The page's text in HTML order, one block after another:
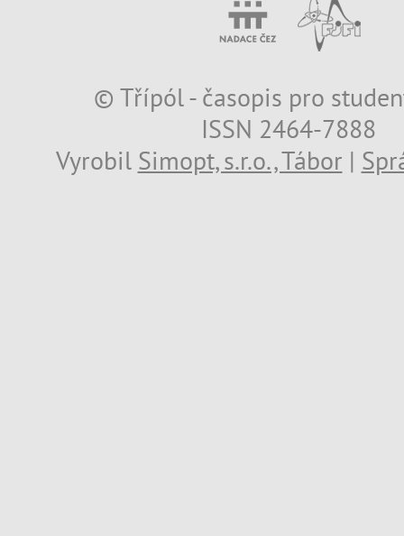
© Třípól - časopis pro
ISSN 2464-7888
Vyrobil Simopt, s.r.o., Tábor |